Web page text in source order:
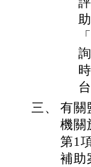
三、
有關
機關
第1
補助